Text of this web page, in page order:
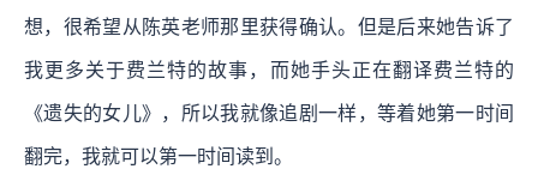
想，很希望从陈英老师那里获得确认。但是后来她告诉了
我更多关于费兰特的故事，而她手头正在翻译费兰特的
《遗失的女儿》，所以我就像追剧一样，等着她第一时间
翻完，我就可以第一时间读到。